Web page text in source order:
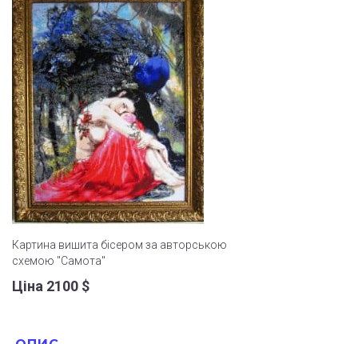
Картина вишита бісером за авторською
схемою "Самота"
Ціна 2100 $